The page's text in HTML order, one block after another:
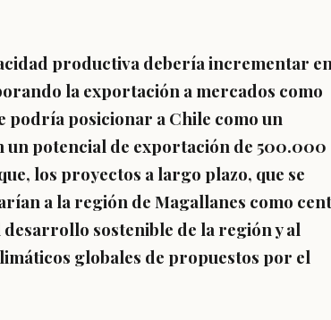
productiva debería incrementar
la exportación a mercados como
podría posicionar a Chile como un
potencial de exportación de 500.000
los proyectos a largo plazo, que se
a la región de Magallanes como
sostenible de la región y al
globales de propuestos por el